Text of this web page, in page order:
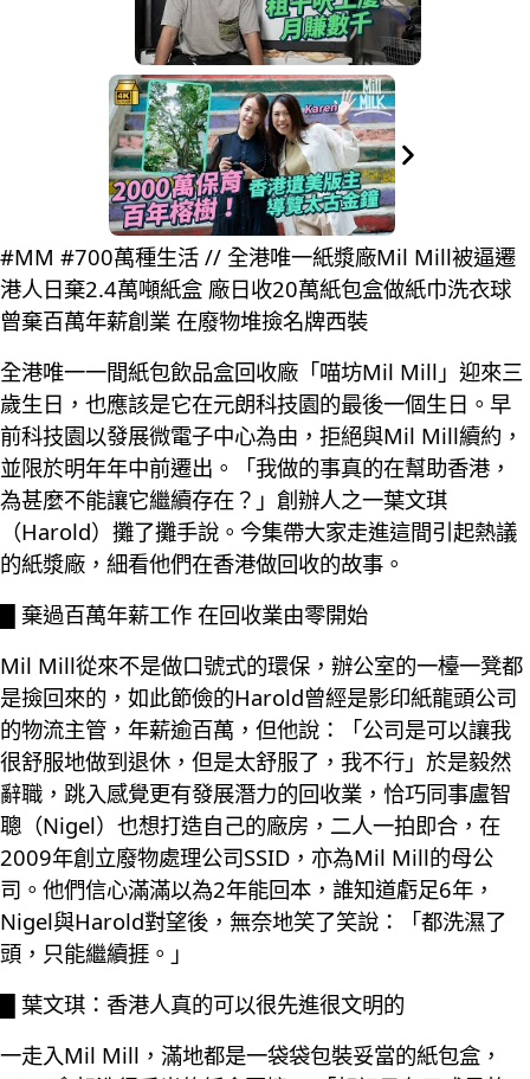
#MM #700萬種生活 // 全港唯一紙漿廠Mil Mill被逼遷
港人日棄2.4萬噸紙盒 廠日收20萬紙包盒做紙巾洗衣球
曾棄百萬年薪創業 在廢物堆撿名牌西裝
全港唯一一間紙包飲品盒回收廠「喵坊Mil Mill」迎來三
歲生日，也應該是它在元朗科技園的最後一個生日。早
前科技園以發展微電子中心為由，拒絕與Mil Mill續約，
並限於明年年中前遷出。「我做的事真的在幫助香港，
為甚麼不能讓它繼續存在？」創辦人之一葉文琪
（Harold）攤了攤手說。今集帶大家走進這間引起熱議
的紙漿廠，細看他們在香港做回收的故事。
█ 棄過百萬年薪工作 在回收業由零開始
Mil Mill從來不是做口號式的環保，辦公室的一檯一凳都
是撿回來的，如此節儉的Harold曾經是影印紙龍頭公司
的物流主管，年薪逾百萬，但他說：「公司是可以讓我
很舒服地做到退休，但是太舒服了，我不行」於是毅然
辭職，跳入感覺更有發展潛力的回收業，恰巧同事盧智
聰（Nigel）也想打造自己的廠房，二人一拍即合，在
2009年創立廢物處理公司SSID，亦為Mil Mill的母公
司。他們信心滿滿以為2年能回本，誰知道虧足6年，
Nigel與Harold對望後，無奈地笑了笑說：「都洗濕了
頭，只能繼續捱。」
█ 葉文琪：香港人真的可以很先進很文明的
一走入Mil Mill，滿地都是一袋袋包裝妥當的紙包盒，